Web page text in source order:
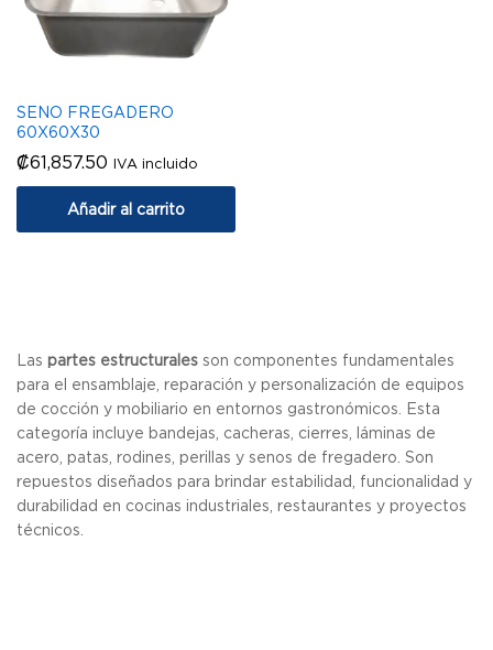
SENO FREGADERO
60X60X30
₡61,857.50 IVA incluido
Añadir al carrito
Las partes estructurales son componentes fundamentales
para el ensamblaje, reparación y personalización de equipos
de cocción y mobiliario en entornos gastronómicos. Esta
categoría incluye bandejas, cacheras, cierres, láminas de
acero, patas, rodines, perillas y senos de fregadero. Son
repuestos diseñados para brindar estabilidad, funcionalidad y
durabilidad en cocinas industriales, restaurantes y proyectos
técnicos.